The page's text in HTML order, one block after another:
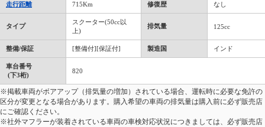
走行距離 715Km 修復歴 なし
タイプ
スクーター(50cc以
上)
排気量 125cc
整備/保証 [整備付][保証付] 製造国 インド
車台番号
(下3桁)
820
※掲載車両がボアアップ（排気量の増加）されている場合、運転時に必要な免許の
区分が変更となる場合があります。購入希望の車両の排気量は購入前に必ず販売店
にご確認ください。
※社外マフラーが装着されている車両の車検対応状況につきましては、必ず販売店